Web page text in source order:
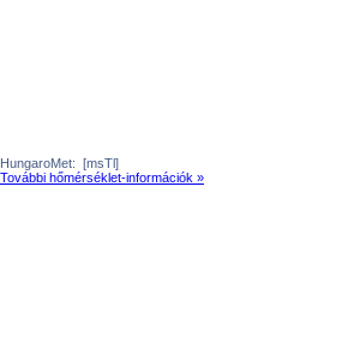
HungaroMet: [msTl]
További hőmérséklet-információk »